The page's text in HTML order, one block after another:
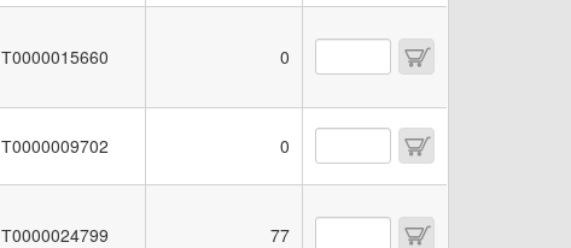
Т0000015660 0
Т0000009702 0
Т0000024799 77